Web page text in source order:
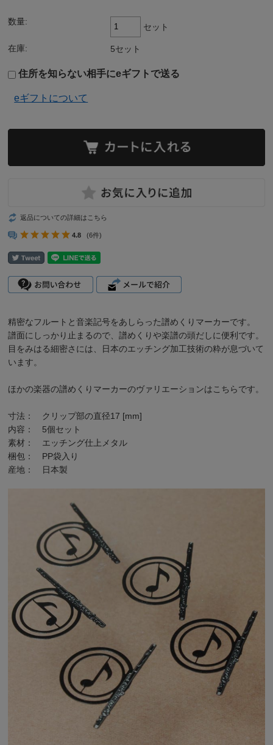
数量:
セット
在庫: 5セット
住所を知らない相手にeギフトで送る
eギフトについて
返品についての詳細はこちら
4.8 (6件)
精密なフルートと音楽記号をあしらった譜めくりマーカーです。
譜面にしっかり止まるので、譜めくりや楽譜の頭だしに便利です。
目をみはる細密さには、日本のエッチング加工技術の粋が息づいて
います。
ほかの楽器の譜めくりマーカーのヴァリエーションはこちらです。
寸法： クリップ部の直径17 [mm]
内容： 5個セット
素材： エッチング仕上メタル
梱包： PP袋入り
産地： 日本製